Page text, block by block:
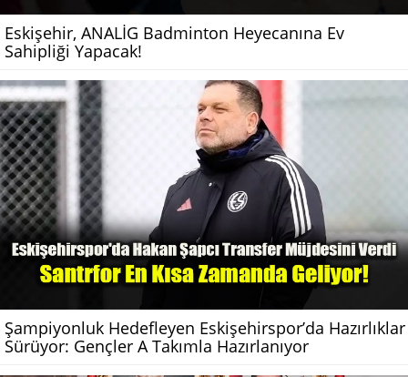
Eskişehir, ANALİG Badminton Heyecanına Ev
Sahipliği Yapacak!
Şampiyonluk Hedefleyen Eskişehirspor’da Hazırlıklar
Sürüyor: Gençler A Takımla Hazırlanıyor